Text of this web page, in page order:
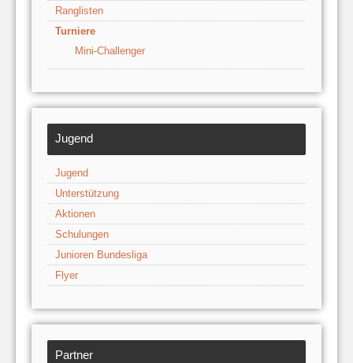
Ranglisten
Turniere
Mini-Challenger
Jugend
Jugend
Unterstützung
Aktionen
Schulungen
Junioren Bundesliga
Flyer
Partner